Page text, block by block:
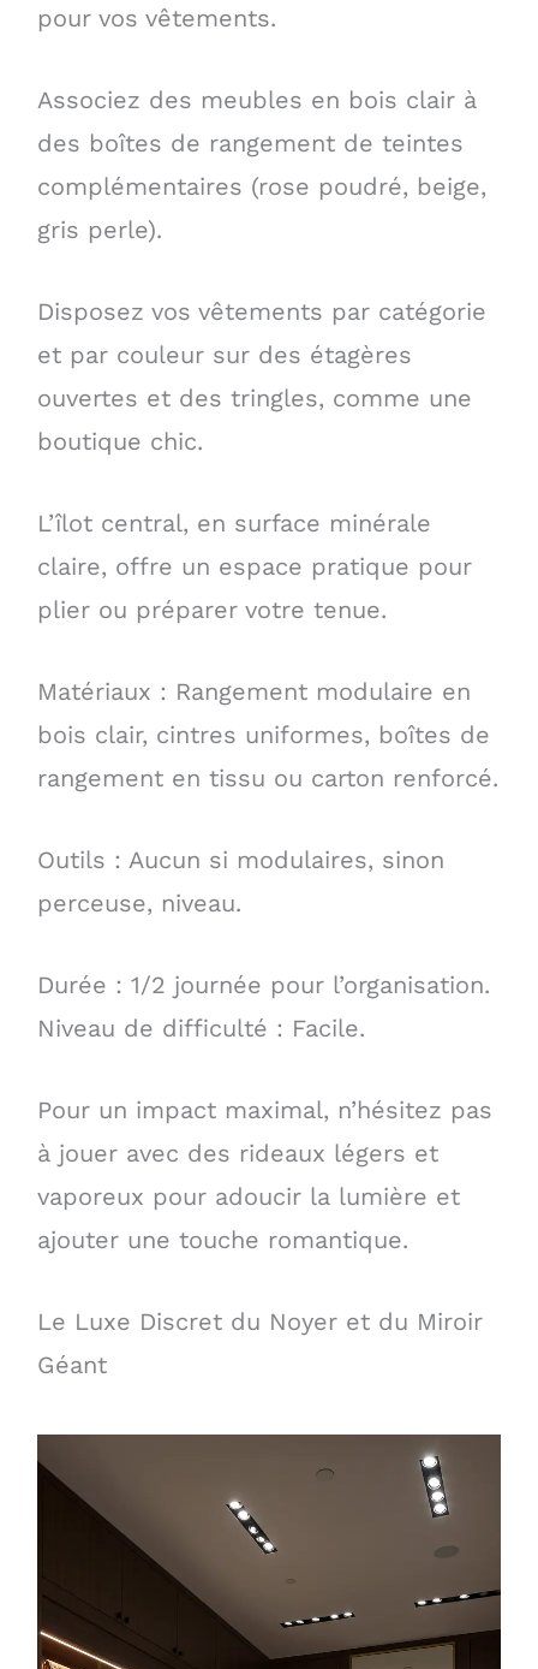
pour vos vêtements.
Associez des meubles en bois clair à
des boîtes de rangement de teintes
complémentaires (rose poudré, beige,
gris perle).
Disposez vos vêtements par catégorie
et par couleur sur des étagères
ouvertes et des tringles, comme une
boutique chic.
L’îlot central, en surface minérale
claire, offre un espace pratique pour
plier ou préparer votre tenue.
Matériaux : Rangement modulaire en
bois clair, cintres uniformes, boîtes de
rangement en tissu ou carton renforcé.
Outils : Aucun si modulaires, sinon
perceuse, niveau.
Durée : 1/2 journée pour l’organisation.
Niveau de difficulté : Facile.
Pour un impact maximal, n’hésitez pas
à jouer avec des rideaux légers et
vaporeux pour adoucir la lumière et
ajouter une touche romantique.
Le Luxe Discret du Noyer et du Miroir
Géant